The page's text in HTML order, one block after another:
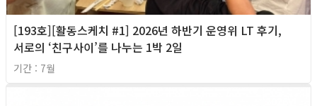
[193호][활동스케치 #1] 2026년 하반기 운영위 LT 후기,
서로의 ‘친구사이’를 나누는 1박 2일
기간 : 7월